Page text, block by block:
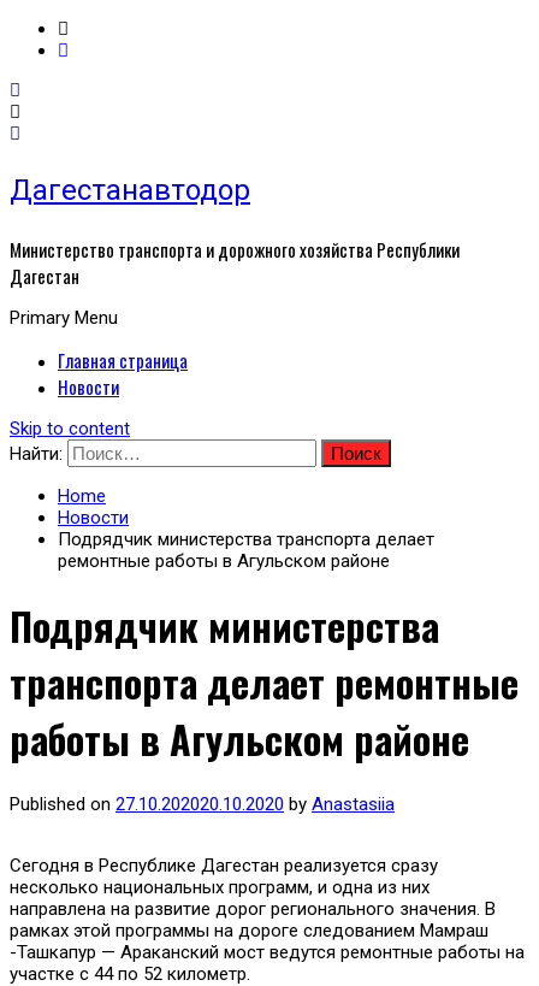
Дагестанавтодор
Министерство транспорта и дорожного хозяйства Республики
Дагестан
Primary Menu
Главная страница
Новости
Skip to content
Найти:
Home
Новости
Подрядчик министерства транспорта делает
ремонтные работы в Агульском районе
Подрядчик министерства
транспорта делает ремонтные
работы в Агульском районе
Published on 27.10.202020.10.2020 by Anastasiia
Сегодня в Республике Дагестан реализуется сразу
несколько национальных программ, и одна из них
направлена на развитие дорог регионального значения. В
рамках этой программы на дороге следованием Мамраш
-Ташкапур — Араканский мост ведутся ремонтные работы на
участке с 44 по 52 километр.